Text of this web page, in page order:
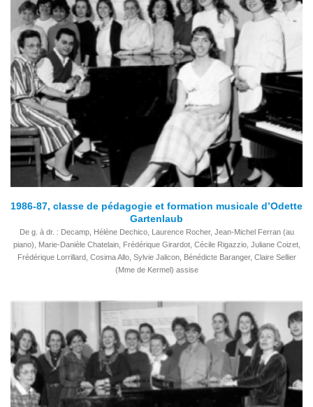
1986-87, classe de pédagogie et formation musicale d’Odette
Gartenlaub
De g. à dr. : Decamp, Hélène Dechico, Laurence Rocher, Jean-Michel Ferran (au
piano), Marie-Danièle Chatelain, Frédérique Girardot, Cécile Rigazzio, Juliane Coizet,
Frédérique Lorrillard, Cosima Allo, Sylvie Jalicon, Bénédicte Baranger, Claire Sellier
(Mme de Kermel) assise